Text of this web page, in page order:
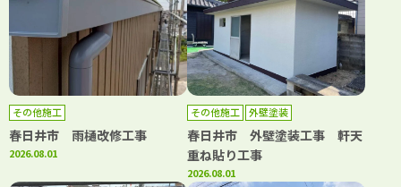
その他施工
春日井市 雨樋改修工事
2026.08.01
その他施工 外壁塗装
春日井市 外壁塗装工事 軒天
重ね貼り工事
2026.08.01